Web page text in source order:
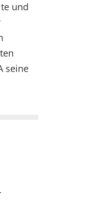
und
seine